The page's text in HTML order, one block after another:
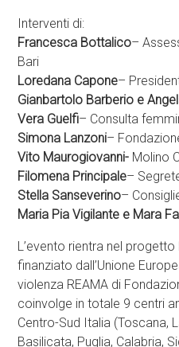
Interventi di:
Francesca Bottalico–
Bari
Loredana Capone–
Gianbartolo Barberio e
Vera Guelfi– Consulta
Simona Lanzoni–
Vito Maurogiovanni- Molino
Filomena Principale–
Stella Sanseverino–
Maria Pia Vigilante e Mara
L’evento rientra nel
finanziato dall’Unione
violenza REAMA di
coinvolge in totale 9 centri
Centro-Sud Italia (Toscana,
Basilicata, Puglia, Calabria,